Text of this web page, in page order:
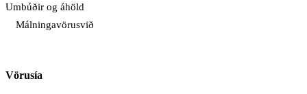
Umbúðir og áhöld
Málningavörusvið
Vörusía